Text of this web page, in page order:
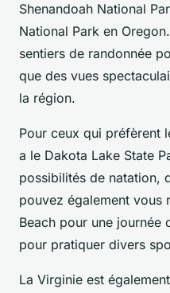
Shenandoah National
National Park en
sentiers de randonnée
que des vues
la région.
Pour ceux qui préfèrent
a le Dakota Lake State
possibilités de natation,
pouvez également vous
Beach pour une journée
pour pratiquer divers
La Virginie est